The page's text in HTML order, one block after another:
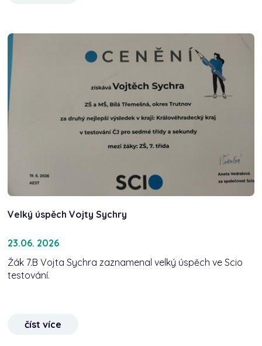
Velký úspěch Vojty Sychry
23.06. 2026
Žák 7.B Vojta Sychra zaznamenal velký úspěch ve Scio
testování.
číst více